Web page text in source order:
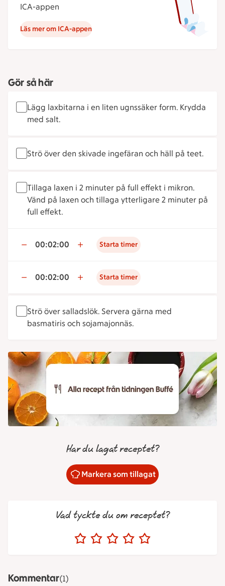
ICA-appen
Läs mer om ICA-appen
Gör så här
Lägg laxbitarna i en liten ugnssäker form. Krydda
med salt.
Strö över den skivade ingefäran och häll på teet.
Tillaga laxen i 2 minuter på full effekt i mikron.
Vänd på laxen och tillaga ytterligare 2 minuter på
full effekt.
00:02:00 Starta timer
00:02:00 Starta timer
Strö över salladslök. Servera gärna med
basmatiris och sojamajonnäs.
Har du lagat receptet?
Markera som tillagat
Vad tyckte du om receptet?
Kommentar(1)